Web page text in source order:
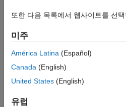
Simulink Copilot
Event-Based Modeling
Real-Time Simulation and Testing
Parallel Computing
Text Filter: Global Optimization
또한 다음 목록에서 웹사이트를 선
미주
América Latina (Español)
Canada (English)
United States (English)
유럽